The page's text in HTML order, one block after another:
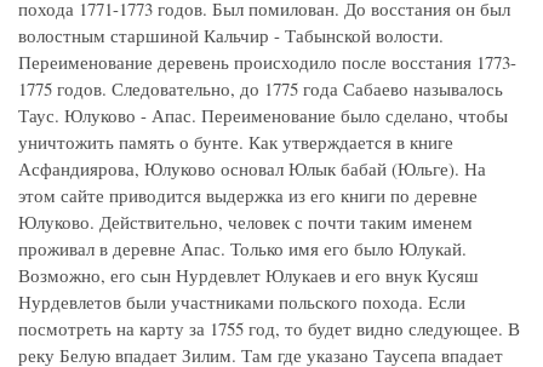
похода 1771-1773 годов. Был помилован. До восстания он был
волостным старшиной Кальчир - Табынской волости.
Переименование деревень происходило после восстания 1773-
1775 годов. Следовательно, до 1775 года Сабаево называлось
Таус. Юлуково - Апас. Переименование было сделано, чтобы
уничтожить память о бунте. Как утверждается в книге
Асфандиярова, Юлуково основал Юлык бабай (Юльге). На
этом сайте приводится выдержка из его книги по деревне
Юлуково. Действительно, человек с почти таким именем
проживал в деревне Апас. Только имя его было Юлукай.
Возможно, его сын Нурдевлет Юлукаев и его внук Кусяш
Нурдевлетов были участниками польского похода. Если
посмотреть на карту за 1755 год, то будет видно следующее. В
реку Белую впадает Зилим. Там где указано Таусепа впадает